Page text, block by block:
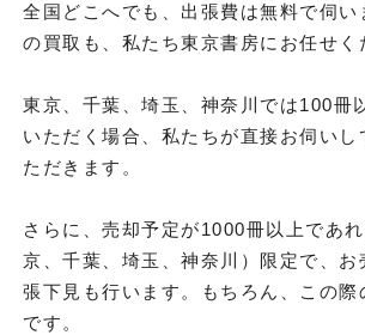
全国どこへでも、出張費は無料で伺い
の買取も、私たち東京書房にお任せく
東京、千葉、埼玉、神奈川では100冊
いただく場合、私たちが直接お伺いし
ただきます。
さらに、売却予定が1000冊以上であ
京、千葉、埼玉、神奈川）限定で、お
張下見も行います。もちろん、この際
です。